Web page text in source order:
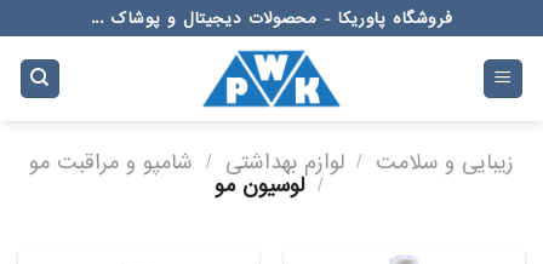
to
content
فروشگاه پاوریکا - محصولات دیجیتال و پوشاک ...
زیبایی و سلامت / لوازم بهداشتی / شامپو و مراقبت مو
/ لوسیون مو